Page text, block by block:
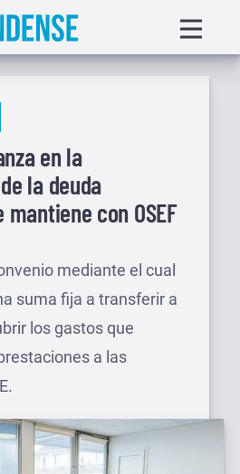
menu
en la
la deuda
con OSEF
mediante el cual
suma fija a transferir a
los gastos que
a las